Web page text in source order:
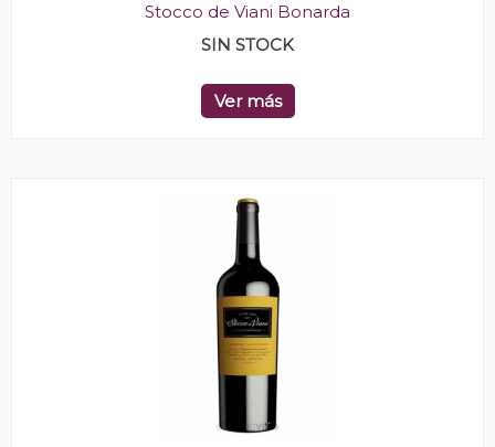
Stocco de Viani Bonarda
SIN STOCK
Ver más